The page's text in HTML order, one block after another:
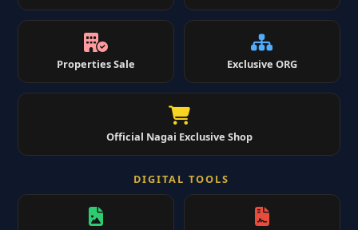
Properties Sale Exclusive ORG
Official Nagai Exclusive Shop
DIGITAL TOOLS